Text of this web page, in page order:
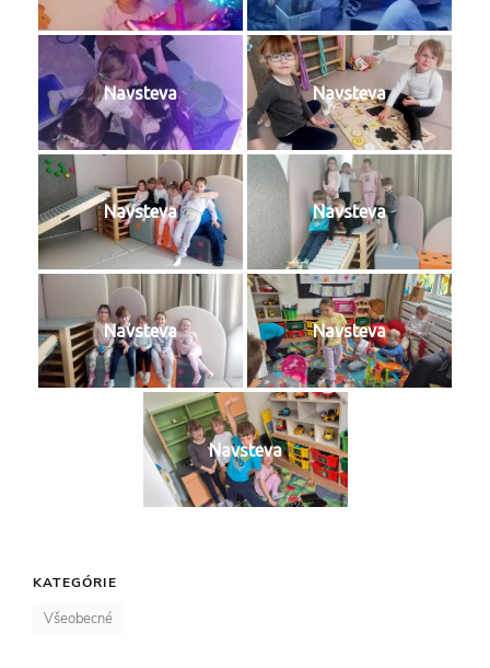
Navsteva Navsteva
Navsteva Navsteva
Navsteva Navsteva
Navsteva
KATEGÓRIE
Všeobecné